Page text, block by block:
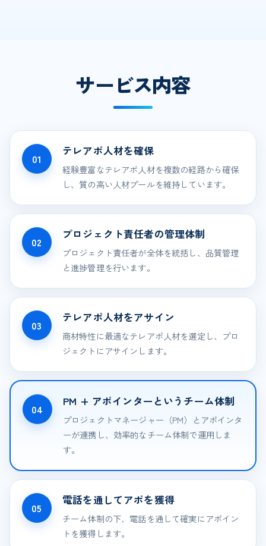
サービス内容
01
テレアポ人材を確保
経験豊富なテレアポ人材を複数の経路から確保
し、質の高い人材プールを維持しています。
02
プロジェクト責任者の管理体制
プロジェクト責任者が全体を統括し、品質管理
と進捗管理を行います。
03
テレアポ人材をアサイン
商材特性に最適なテレアポ人材を選定し、プロ
ジェクトにアサインします。
04
PM + アポインターというチーム体制
プロジェクトマネージャー（PM）とアポインタ
ーが連携し、効率的なチーム体制で運用しま
す。
05
電話を通してアポを獲得
チーム体制の下、電話を通して確実にアポイン
トを獲得します。